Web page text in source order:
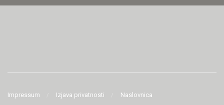
Impressum Izjava privatnosti Naslovnica